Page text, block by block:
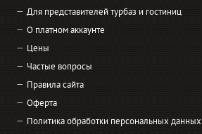
Для представителей турбаз и гостиниц
О платном аккаунте
Цены
Частые вопросы
Правила сайта
Оферта
Политика обработки персональных данных